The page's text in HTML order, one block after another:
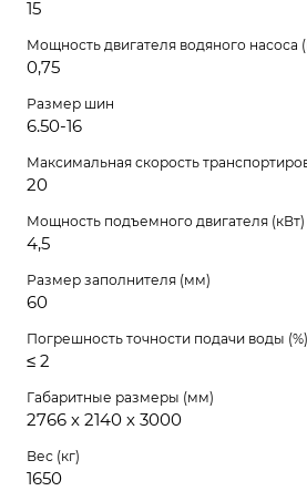
15
Мощность двигателя водяного насоса
0,75
Размер шин
6.50-16
Максимальная скорость
20
Мощность подъемного двигателя (кВт)
4,5
Размер заполнителя (мм)
60
Погрешность точности подачи воды (%)
≤ 2
Габаритные размеры (мм)
2766 х 2140 х 3000
Вес (кг)
1650